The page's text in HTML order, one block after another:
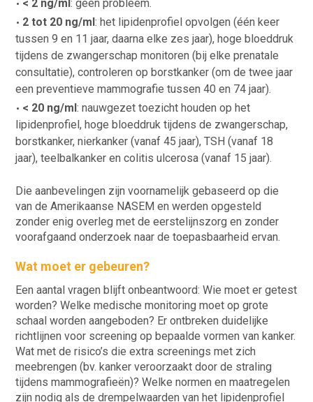
< 2 ng/ml: geen probleem.
2 tot 20 ng/ml: het lipidenprofiel opvolgen (één keer
tussen 9 en 11 jaar, daarna elke zes jaar), hoge bloeddruk
tijdens de zwangerschap monitoren (bij elke prenatale
consultatie), controleren op borstkanker (om de twee jaar
een preventieve mammografie tussen 40 en 74 jaar).
< 20 ng/ml: nauwgezet toezicht houden op het
lipidenprofiel, hoge bloeddruk tijdens de zwangerschap,
borstkanker, nierkanker (vanaf 45 jaar), TSH (vanaf 18
jaar), teelbalkanker en colitis ulcerosa (vanaf 15 jaar).
Die aanbevelingen zijn voornamelijk gebaseerd op die
van de Amerikaanse NASEM en werden opgesteld
zonder enig overleg met de eerstelijnszorg en zonder
voorafgaand onderzoek naar de toepasbaarheid ervan.
Wat moet er gebeuren?
Een aantal vragen blijft onbeantwoord: Wie moet er getest
worden? Welke medische monitoring moet op grote
schaal worden aangeboden? Er ontbreken duidelijke
richtlijnen voor screening op bepaalde vormen van kanker.
Wat met de risico’s die extra screenings met zich
meebrengen (bv. kanker veroorzaakt door de straling
tijdens mammografieën)? Welke normen en maatregelen
zijn nodig als de drempelwaarden van het lipidenprofiel